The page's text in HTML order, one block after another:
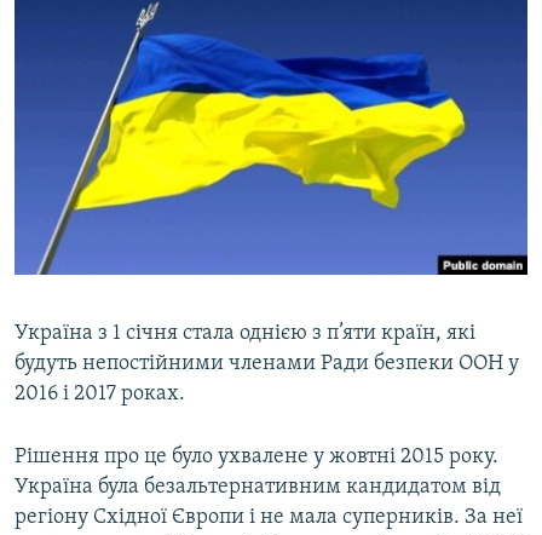
ВСЕ ЗА ДЕНЬ
СПЕЦПРОЕКТИ
ДЕПОРТАЦІЯ
ВІДЕОУРОКИ «ELIFBE»
СВІДЧЕННЯ ОКУПАЦІЇ
УКРАЇНСЬКА ПРОБЛЕМА КРИМУ
ЯК ОБІЙТИ БЛОКУВАННЯ
Русский
Qırımtatar
Україна з 1 січня стала однією з п’яти країн, які
будуть непостійними членами Ради безпеки ООН у
2016 і 2017 роках.
Рішення про це було ухвалене у жовтні 2015 року.
Україна була безальтернативним кандидатом від
регіону Східної Європи і не мала суперників. За неї